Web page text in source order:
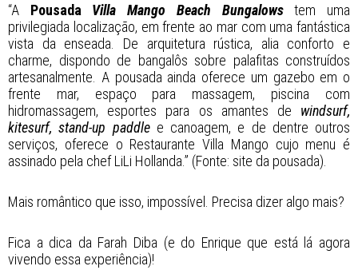
“A Pousada Villa Mango Beach Bungalowstem uma
privilegiada localização, em frente ao mar com uma fantástica
vista da enseada. De arquitetura rústica, alia conforto e
charme, dispondo de bangalôs sobre palafitas construídos
artesanalmente. A pousada ainda oferece um gazebo em o
frente mar, espaço para massagem, piscina com
hidromassagem, esportes para os amantes de windsurf,
kitesurf, stand-up paddle e canoagem, e de dentre outros
serviços, oferece o Restaurante Villa Mango cujo menu é
assinado pela chef LiLi Hollanda.” (Fonte: site da pousada).
Mais romântico que isso, impossível. Precisa dizer algo mais?
Fica a dica da Farah Diba (e do Enrique que está lá agora
vivendo essa experiência)!